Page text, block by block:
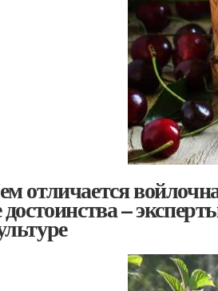
отличается
достоинства –